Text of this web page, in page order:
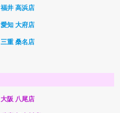
福井 高浜店
愛知 大府店
三重 桑名店
大阪 八尾店